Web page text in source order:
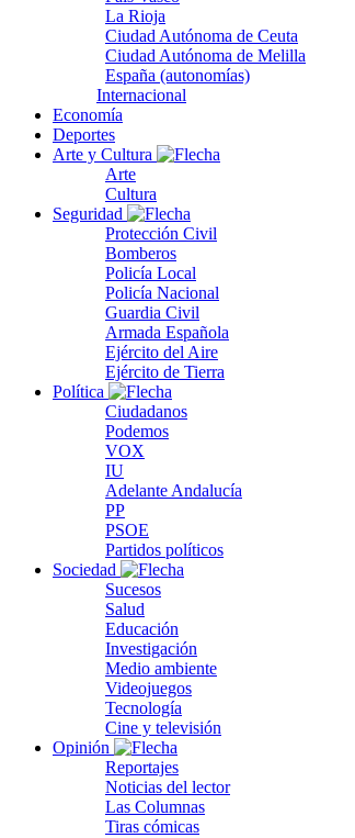
La Rioja
Ciudad Autónoma de Ceuta
Ciudad Autónoma de Melilla
España (autonomías)
Internacional
Economía
Deportes
Arte y Cultura
Arte
Cultura
Seguridad
Protección Civil
Bomberos
Policía Local
Policía Nacional
Guardia Civil
Armada Española
Ejército del Aire
Ejército de Tierra
Política
Ciudadanos
Podemos
VOX
IU
Adelante Andalucía
PP
PSOE
Partidos políticos
Sociedad
Sucesos
Salud
Educación
Investigación
Medio ambiente
Videojuegos
Tecnología
Cine y televisión
Opinión
Reportajes
Noticias del lector
Las Columnas
Tiras cómicas